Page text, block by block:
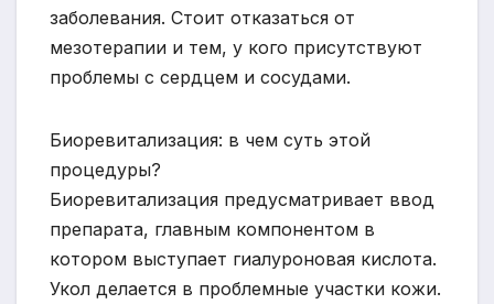
заболевания. Стоит отказаться от
мезотерапии и тем, у кого присутствуют
проблемы с сердцем и сосудами.
Биоревитализация: в чем суть этой
процедуры?
Биоревитализация предусматривает ввод
препарата, главным компонентом в
котором выступает гиалуроновая кислота.
Укол делается в проблемные участки кожи.